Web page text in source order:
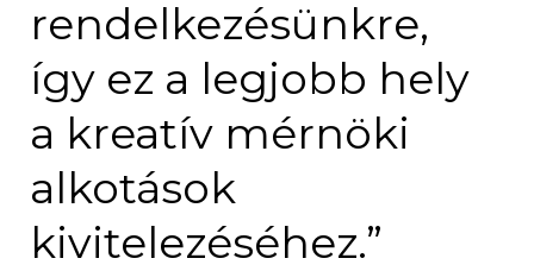
rendelkezésünkre,
így ez a legjobb hely
a kreatív mérnöki
alkotások
kivitelezéséhez.”